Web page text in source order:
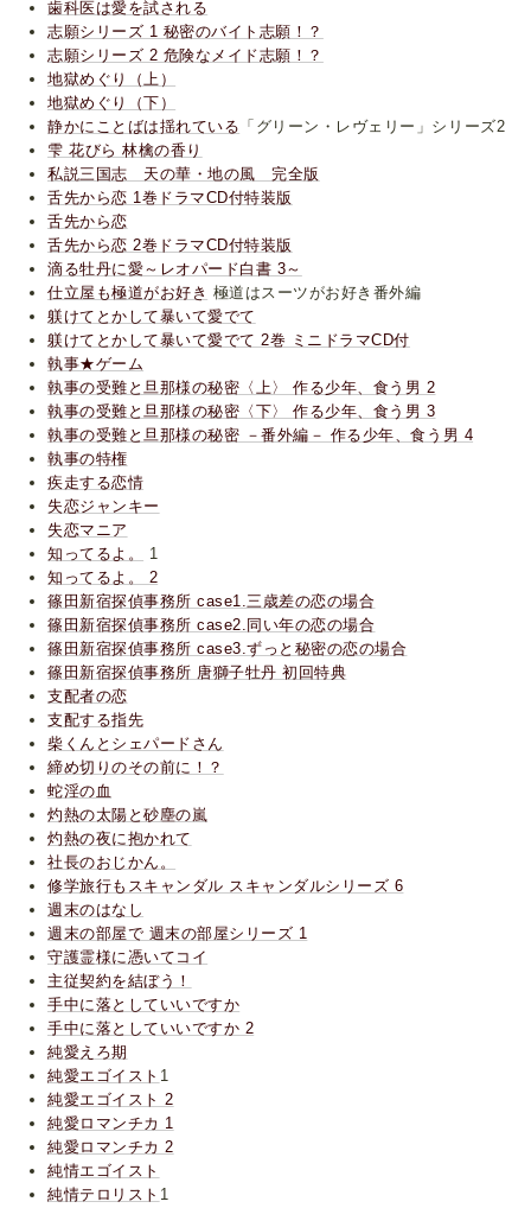
歯科医は愛を試される
志願シリーズ 1 秘密のバイト志願！？
志願シリーズ 2 危険なメイド志願！？
地獄めぐり（上）
地獄めぐり（下）
静かにことばは揺れている 「グリーン・レヴェリー」シリーズ2
雫 花びら 林檎の香り
私説三国志 天の華・地の風 完全版
舌先から恋 1巻ドラマCD付特装版
舌先から恋
舌先から恋 2巻ドラマCD付特装版
滴る牡丹に愛～レオパード白書 3～
仕立屋も極道がお好き 極道はスーツがお好き番外編
躾けてとかして暴いて愛でて
躾けてとかして暴いて愛でて 2巻 ミニドラマCD付
執事★ゲーム
執事の受難と旦那様の秘密〈上〉 作る少年、食う男 2
執事の受難と旦那様の秘密〈下〉 作る少年、食う男 3
執事の受難と旦那様の秘密 －番外編－ 作る少年、食う男 4
執事の特権
疾走する恋情
失恋ジャンキー
失恋マニア
知ってるよ。
1
知ってるよ。 2
篠田新宿探偵事務所 case1.三歳差の恋の場合
篠田新宿探偵事務所 case2.同い年の恋の場合
篠田新宿探偵事務所 case3.ずっと秘密の恋の場合
篠田新宿探偵事務所 唐獅子牡丹 初回特典
支配者の恋
支配する指先
柴くんとシェパードさん
締め切りのその前に！？
蛇淫の血
灼熱の太陽と砂塵の嵐
灼熱の夜に抱かれて
社長のおじかん。
修学旅行もスキャンダル スキャンダルシリーズ 6
週末のはなし
週末の部屋で 週末の部屋シリーズ 1
守護霊様に憑いてコイ
主従契約を結ぼう！
手中に落としていいですか
手中に落としていいですか 2
純愛えろ期
純愛エゴイスト 1
純愛エゴイスト 2
純愛ロマンチカ 1
純愛ロマンチカ 2
純情エゴイスト
純情テロリスト 1